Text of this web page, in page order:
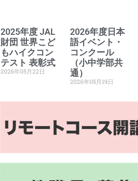
2025年度 JAL
財団 世界こど
もハイクコン
テスト 表彰式
2026年05月22日
2026年度日本
語イベント・
コンクール
（小中学部共
通）
2026年05月19日